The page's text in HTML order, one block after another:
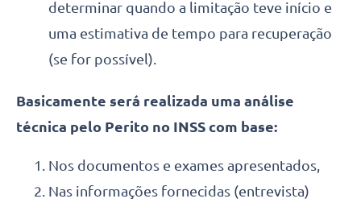
determinar quando a limitação teve início e
uma estimativa de tempo para recuperação
(se for possível).
Basicamente será realizada uma análise
técnica pelo Perito no INSS com base:
Nos documentos e exames apresentados,
Nas informações fornecidas (entrevista)